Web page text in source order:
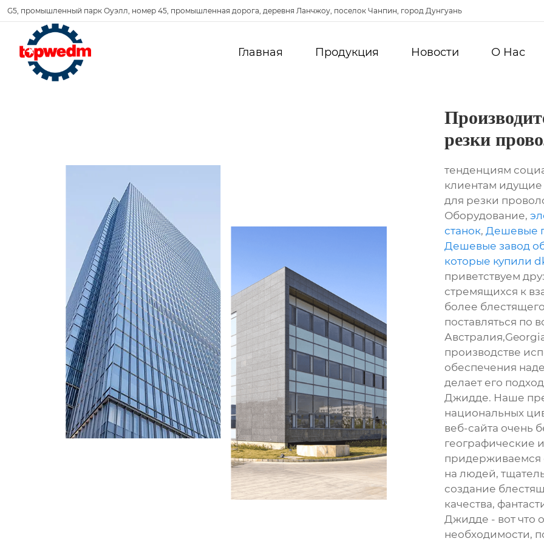
G5, промышленный парк Оуэлл, номер 45, промышленная дорога, деревня Ланчжоу, поселок Чанпин, город Дунгуань
Главная Продукция Новости О Hас
резки
тенденциям
клиентам
для резки
Оборудование,
станок, Дешевые
Дешевые завод
которые купили
приветствуем
стремящихся к
более
поставляться по
производстве
обеспечения
делает его
Джидде. Наше
национальных
веб-сайта очень
географические
придерживаемся
на людей,
создание
качества,
Джидде - вот что
необходимости,